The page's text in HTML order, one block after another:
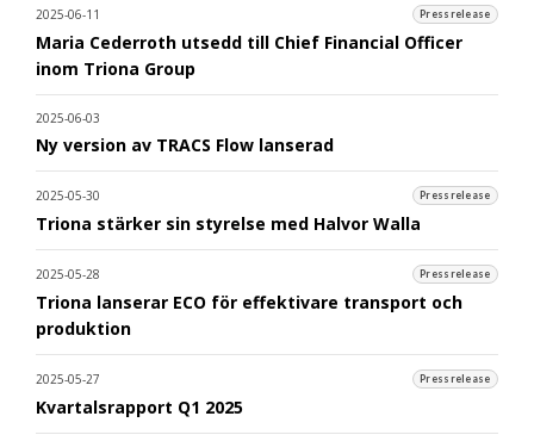
2025-06-11 Pressrelease
Maria Cederroth utsedd till Chief Financial Officer
inom Triona Group
2025-06-03
Ny version av TRACS Flow lanserad
2025-05-30 Pressrelease
Triona stärker sin styrelse med Halvor Walla
2025-05-28 Pressrelease
Triona lanserar ECO för effektivare transport och
produktion
2025-05-27 Pressrelease
Kvartalsrapport Q1 2025